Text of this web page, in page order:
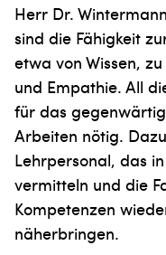
Herr Dr.
sind die Fähigkeit
etwa von Wissen,
und Empathie. All
für das
Arbeiten nötig.
Lehrpersonal, das
vermitteln und die
Kompetenzen
näherbringen.